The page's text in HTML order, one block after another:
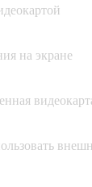
на экране